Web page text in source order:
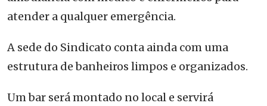
atender a qualquer emergência.
A sede do Sindicato conta ainda com uma
estrutura de banheiros limpos e organizados.
Um bar será montado no local e servirá